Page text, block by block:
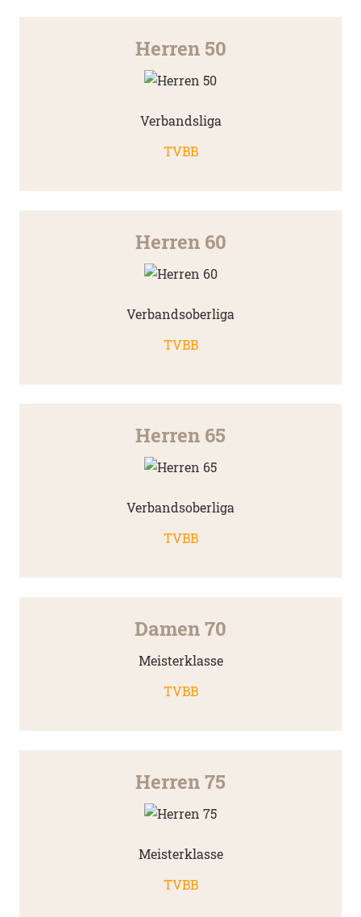
Herren 50
Verbandsliga
TVBB
Herren 60
Verbandsoberliga
TVBB
Herren 65
Verbandsoberliga
TVBB
Damen 70
Meisterklasse
TVBB
Herren 75
Meisterklasse
TVBB